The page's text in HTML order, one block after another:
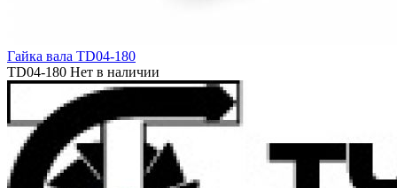
Гайка вала TD04-180
TD04-180 Нет в наличии